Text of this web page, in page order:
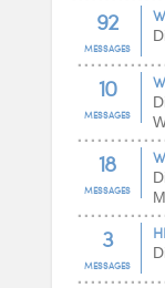
92
MESSAGES
10
MESSAGES
18
MESSAGES
3
MESSAGES